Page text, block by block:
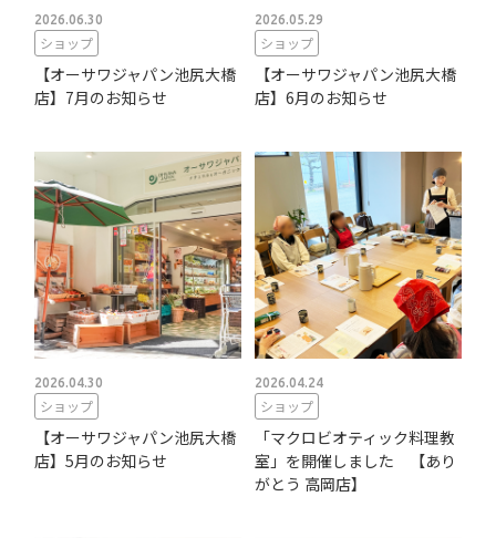
2026.06.30
ショップ
【オーサワジャパン池尻大橋
店】7月のお知らせ
2026.05.29
ショップ
【オーサワジャパン池尻大橋
店】6月のお知らせ
2026.04.30
ショップ
【オーサワジャパン池尻大橋
店】5月のお知らせ
2026.04.24
ショップ
「マクロビオティック料理教
室」を開催しました 【あり
がとう 高岡店】